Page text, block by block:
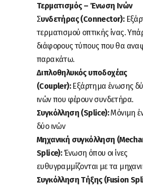
Τερματισμός – Ένωση Ινών
Συνδετήρας (Connector):
τερματισμού οπτικής ίνας.
διάφορους τύπους που θα
παρακάτω.
Διπλοθηλυκός υποδοχέας
(Coupler): Εξάρτημα ένωσης
ινών που φέρουν συνδετήρα.
Συγκόλληση (Splice):Μόνιμη
δύο ινών
Μηχανική συγκόλληση
Splice):Ένωση όπου οι ίνες
ευθυγραμμίζονται με τα
Συγκόλληση Τήξης (Fusion